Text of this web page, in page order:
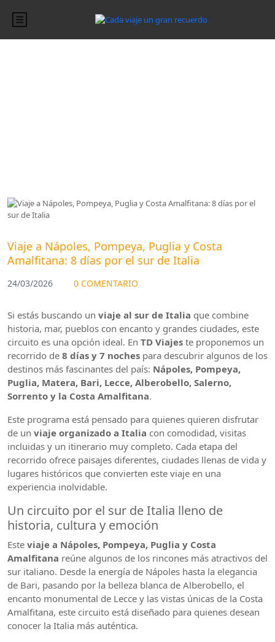
Viaje a Nápoles, Pompeya, Puglia y Costa
Amalfitana: 8 días por el sur de Italia
24/03/2026 0 COMENTARIO
Si estás buscando un viaje al sur de Italia que combine
historia, mar, pueblos con encanto y grandes ciudades, este
circuito es una opción ideal. En TD Viajes te proponemos un
recorrido de 8 días y 7 noches para descubrir algunos de los
destinos más fascinantes del país: Nápoles, Pompeya,
Puglia, Matera, Bari, Lecce, Alberobello, Salerno,
Sorrento y la Costa Amalfitana.
Este programa está pensado para quienes quieren disfrutar
de un viaje organizado a Italia con comodidad, visitas
incluidas y un itinerario muy completo. Cada etapa del
recorrido ofrece paisajes diferentes, ciudades llenas de vida y
lugares históricos que convierten este viaje en una
experiencia inolvidable.
Un circuito por el sur de Italia lleno de
historia, cultura y emoción
Este viaje a Nápoles, Pompeya, Puglia y Costa
Amalfitana reúne algunos de los rincones más atractivos del
sur italiano. Desde la energía de Nápoles hasta la elegancia
de Bari, pasando por la belleza blanca de Alberobello, el
encanto monumental de Lecce y las vistas únicas de la Costa
Amalfitana, este circuito está diseñado para quienes desean
conocer la Italia más auténtica.